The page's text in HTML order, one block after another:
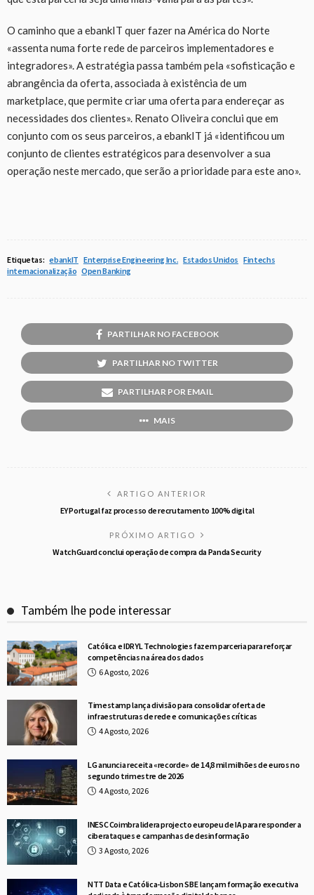
O caminho que a ebankIT quer fazer na América do Norte
«assenta numa forte rede de parceiros implementadores e
integradores». A estratégia passa também pela «sofisticação e
abrangência da oferta, associada à existência de um
marketplace, que permite criar uma oferta para endereçar as
necessidades dos clientes». Renato Oliveira conclui que em
conjunto com os seus parceiros, a ebankIT já «identificou um
conjunto de clientes estratégicos para desenvolver a sua
operação neste mercado, que serão a prioridade para este ano».
Etiquetas: ebankIT Enterprise Engineering Inc. Estados Unidos Fintechs
internacionalização Open Banking
PARTILHAR NO FACEBOOK
PARTILHAR NO TWITTER
PARTILHAR POR EMAIL
MAIS
ARTIGO ANTERIOR
EY Portugal faz processo de recrutamento 100% digital
PRÓXIMO ARTIGO
WatchGuard conclui operação de compra da Panda Security
Também lhe pode interessar
Católica e IDRYL Technologies fazem parceria para reforçar
competências na área dos dados
6 Agosto, 2026
Timestamp lança divisão para consolidar oferta de
infraestruturas de rede e comunicações críticas
4 Agosto, 2026
LG anuncia receita «recorde» de 14,8 mil milhões de euros no
segundo trimestre de 2026
4 Agosto, 2026
INESC Coimbra lidera projecto europeu de IA para responder a
ciberataques e campanhas de desinformação
3 Agosto, 2026
NTT Data e Católica-Lisbon SBE lançam formação executiva